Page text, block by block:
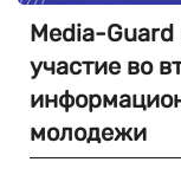
Media-Guard
участие во
молодежи